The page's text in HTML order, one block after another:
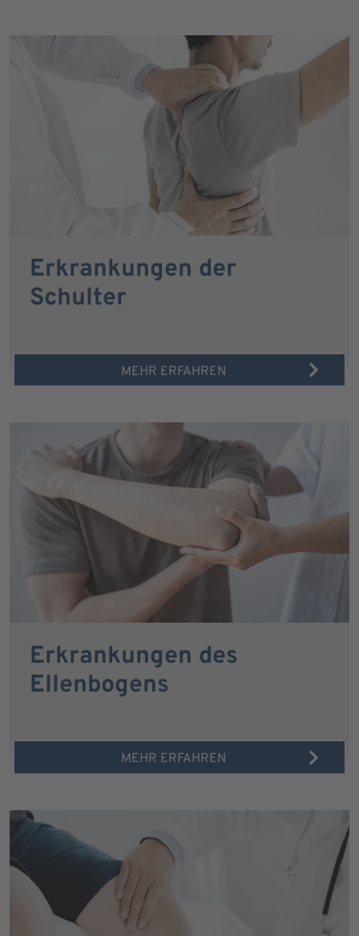
Erkrankungen der
Schulter
MEHR ERFAHREN
Erkrankungen des
Ellenbogens
MEHR ERFAHREN